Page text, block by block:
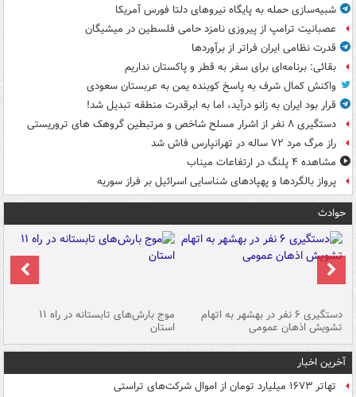
شبیه‌سازی حمله به پایگاه نیروهای دلتا فورس آمریکا
عصبانیت ترامپ از پیروزی نامزد حامی فلسطین در میشیگان
قدرت نظامی ایران فراتر از برآوردها
بقائی: برنامه‌ای برای سفر به قطر و پاکستان نداریم
واکنش کمال شرف به پاسخ کوبنده یمن به عربستان سعودی
قرار بود ایران به زانو درآید، اما به ابرقدرت منطقه تبدیل شد!
دستگیری ۸ نفر از اشرار مسلح شاخص و مرتبطین گروهک های تروریستی
راز مرگ مرد ۷۲ ساله در تهرانپارس فاش شد
مشاهده ۴ پلنگ در ارتفاعات میناب
پرواز بالگردها و پهپادهای شناسایی اسرائیل بر فراز سوریه
حوادث
دستگیری ۶ نفر در بهشهر به اتهام
تشویش اذهان عمومی
موج بارش‌های تابستانه در راه ۱۱
استان
آخرین اخبار
تهاتر ۱۶۷۳ میلیارد تومان از اموال شرکت‌های تراستی